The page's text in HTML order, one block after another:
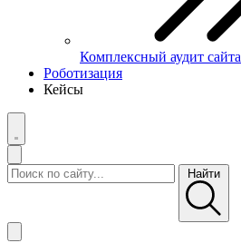
Комплексный аудит сайта
Роботизация
Кейсы
Найти